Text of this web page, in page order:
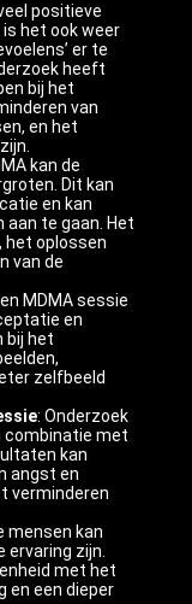
positieve
het ook weer
er te
heeft
bij het
van
en het
kan de
Dit kan
en kan
aan te gaan. Het
het oplossen
van de
MDMA sessie
en
bij het
zelfbeeld
: Onderzoek
combinatie met
kan
angst en
verminderen
mensen kan
ervaring zijn.
met het
en een dieper